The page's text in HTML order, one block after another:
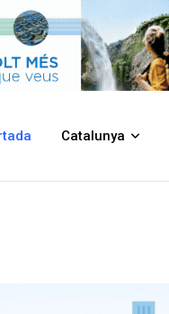
Catalunya